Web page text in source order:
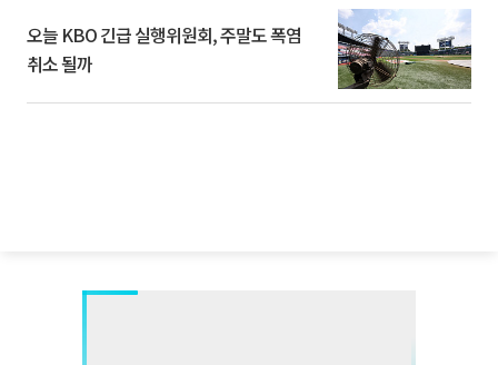
오늘 KBO 긴급 실행위원회, 주말도 폭염
취소 될까